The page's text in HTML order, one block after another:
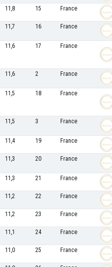
11,8 15 France
11,7 16 France
11,6 17 France
11,6 2 France
11,5 18 France
11,5 3 France
11,4 19 France
11,3 20 France
11,3 21 France
11,2 22 France
11,2 23 France
11,1 24 France
11,0 25 France